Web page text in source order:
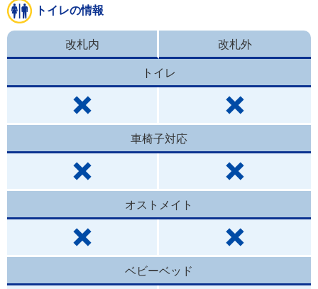
トイレの情報
改札内 改札外
トイレ
車椅子対応
オストメイト
ベビーベッド